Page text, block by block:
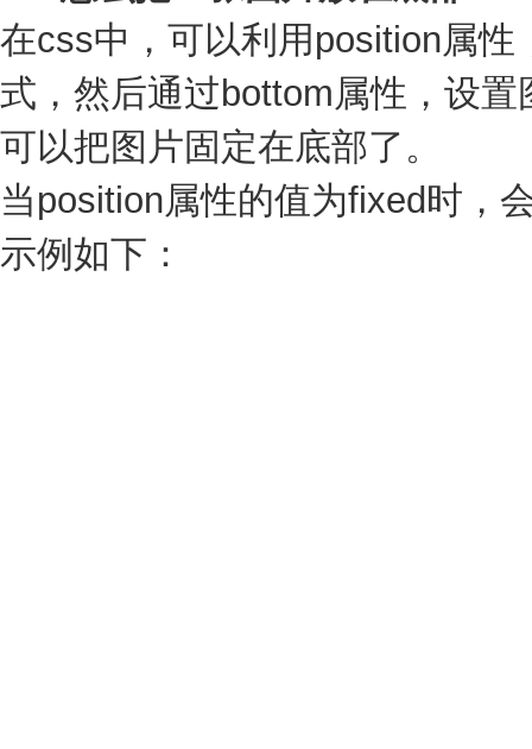
在css中，可以利用position属
式，然后通过bottom属性，设
可以把图片固定在底部了。
当position属性的值为fixed时，
示例如下：